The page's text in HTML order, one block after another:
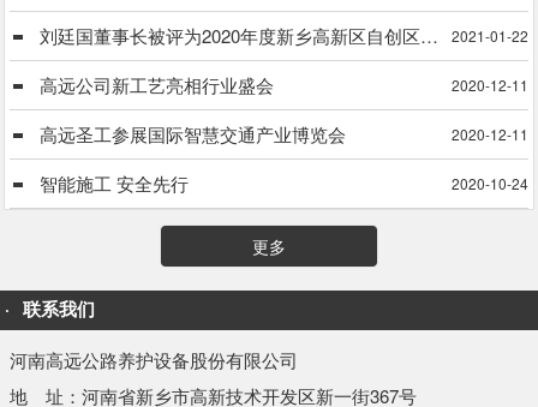
刘廷国董事长被评为2020年度新乡高新区自创区建设工作先进个人 2021-01-22
高远公司新工艺亮相行业盛会 2020-12-11
高远圣工参展国际智慧交通产业博览会 2020-12-11
智能施工 安全先行 2020-10-24
更多
联系我们
河南高远公路养护设备股份有限公司
地 址：河南省新乡市高新技术开发区新一街367号